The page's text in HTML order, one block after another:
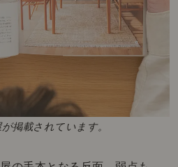
掲載されています。